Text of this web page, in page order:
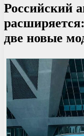
Российский
две новые